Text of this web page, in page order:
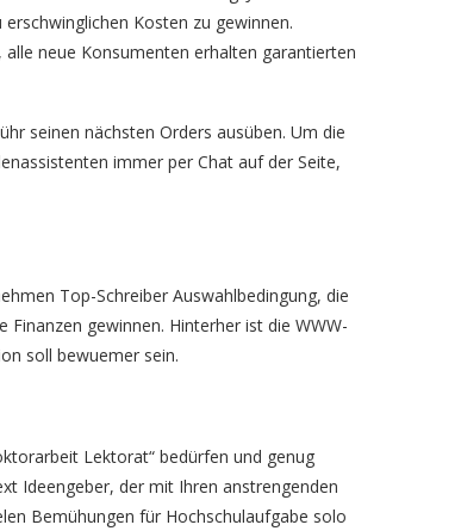
Kosten zu gewinnen.
neue Konsumenten erhalten garantierten
seinen nächsten Orders ausüben. Um die
immer per Chat auf der Seite,
Top-Schreiber Auswahlbedingung, die
gewinnen. Hinterher ist die WWW-
soll bewuemer sein.
Lektorat“ bedürfen und genug
Ideengeber, der mit Ihren anstrengenden
Bemühungen für Hochschulaufgabe solo